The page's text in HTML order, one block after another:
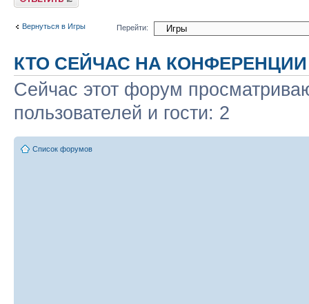
Вернуться в Игры Перейти:
КТО СЕЙЧАС НА КОНФЕРЕНЦИИ
Сейчас этот форум
пользователей и гости: 2
Список форумов